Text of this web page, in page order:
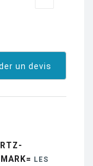
un devis
LES